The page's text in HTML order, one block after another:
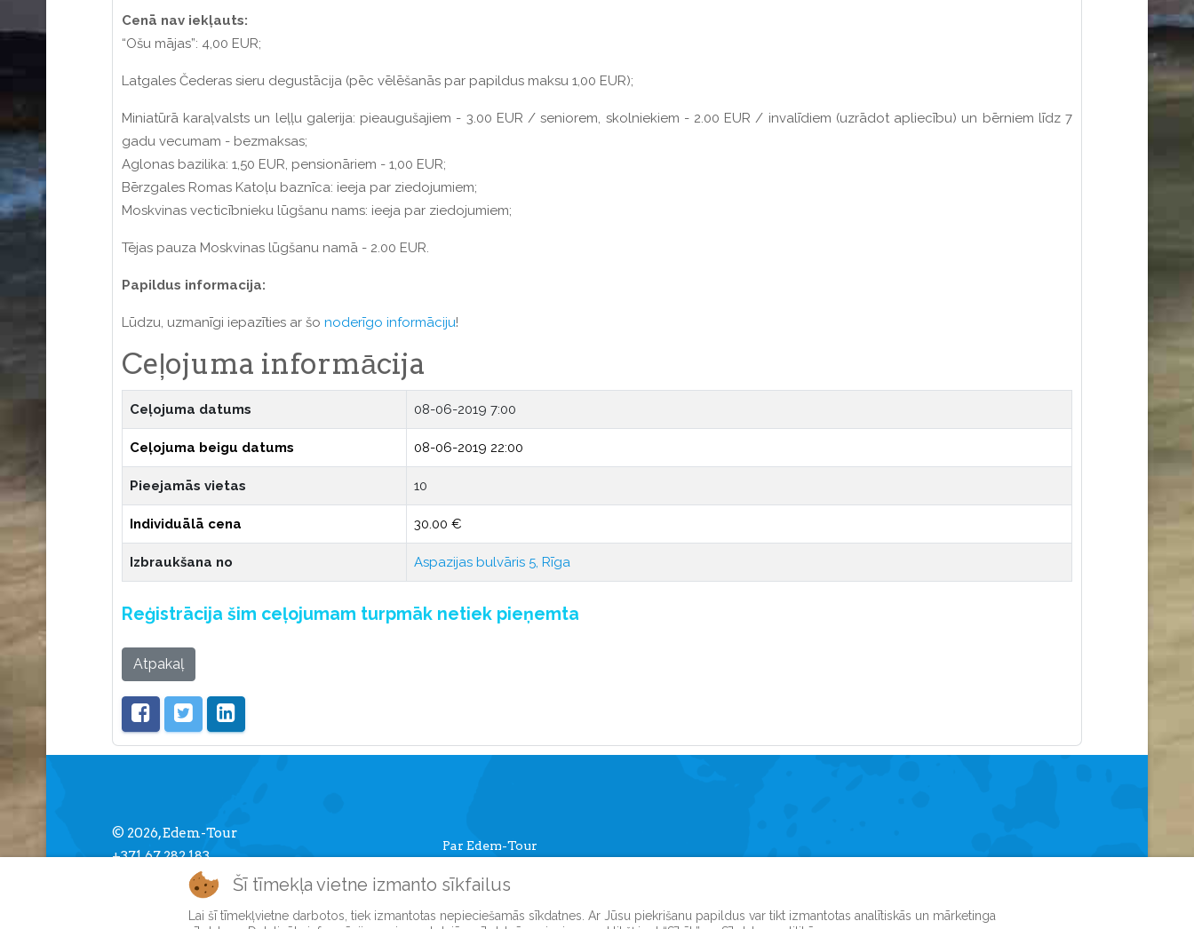
Cenā nav iekļauts:
“Ošu mājas”: 4,00 EUR;
Latgales Čederas sieru degustācija (pēc vēlēšanās par papildus maksu 1,00 EUR);
Miniatūrā karaļvalsts un leļļu galerija: pieaugušajiem - 3.00 EUR / seniorem, skolniekiem - 2.00 EUR / invalīdiem (uzrādot apliecību) un bērniem līdz 7
gadu vecumam - bezmaksas;
Aglonas bazilika: 1,50 EUR, pensionāriem - 1,00 EUR;
Bērzgales Romas Katoļu baznīca: ieeja par ziedojumiem;
Moskvinas vecticībnieku lūgšanu nams: ieeja par ziedojumiem;
Tējas pauza Moskvinas lūgšanu namā - 2.00 EUR.
Papildus informacija:
Lūdzu, uzmanīgi iepazīties ar šo noderīgo informāciju!
Ceļojuma informācija
Ceļojuma datums 08-06-2019 7:00
Ceļojuma beigu datums 08-06-2019 22:00
Pieejamās vietas 10
Individuālā cena 30.00 €
Izbraukšana no Aspazijas bulvāris 5, Rīga
Reģistrācija šim ceļojumam turpmāk netiek pieņemta
Atpakaļ
© 2026, Edem-Tour
+371 67 282 183
info [] edemtour.lv
Par Edem-Tour
Informācija ceļotājiem
Reģistreties mājaslappā
Šī tīmekļa vietne izmanto sīkfailus
Lai šī tīmekļvietne darbotos, tiek izmantotas nepieciešamās sīkdatnes. Ar Jūsu piekrišanu papildus var tikt izmantotas analītiskās un mārketinga